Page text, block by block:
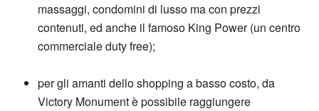
massaggi, condomini di lusso ma con prezzi
contenuti, ed anche il famoso King Power (un centro
commerciale duty free);
per gli amanti dello shopping a basso costo, da
Victory Monument è possibile raggiungere